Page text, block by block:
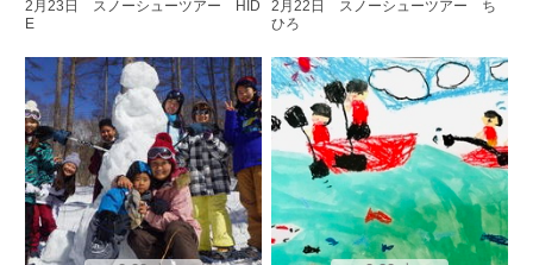
2月23日 スノーシューツアー HID
E
2月22日 スノーシューツアー ち
ひろ